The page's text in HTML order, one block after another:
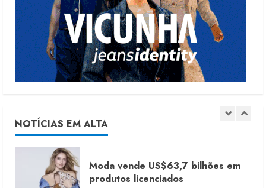
NOTÍCIAS EM ALTA
5
Projeto testa passaporte digital na
moda nacional
4 de agosto de 2026
1
7 de agosto de 2026
Moda vende US$63,7 bilhões em
produtos licenciados